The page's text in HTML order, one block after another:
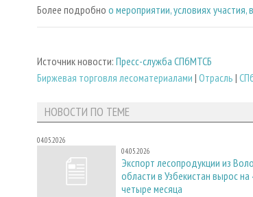
Более подробно о мероприятии, условиях
Источник новости: Пресс-служба СПбМТСБ
Биржевая торговля лесоматериалами | Отрасль |
НОВОСТИ ПО ТЕМЕ
04.05.2026
04.05.2026
Экспорт лесопродукции из
области в Узбекистан вырос на
четыре месяца